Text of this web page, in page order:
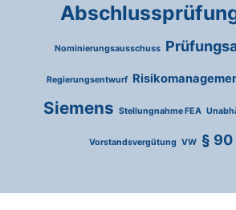
Nominierungsausschuss
Regierungsentwurf
Siemens Stellungnahme FEA
Vorstandsvergütung VW § 90